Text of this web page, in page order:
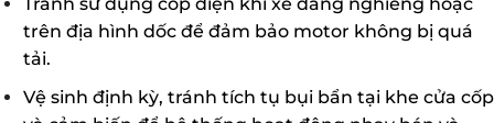
trên địa hình dốc để đảm bảo motor không bị quá
tải.
Vệ sinh định kỳ, tránh tích tụ bụi bẩn tại khe cửa cốp